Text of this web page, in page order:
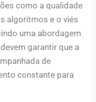
como a qualidade
algoritmos e o viés
uma abordagem
garantir que a
de
constante para